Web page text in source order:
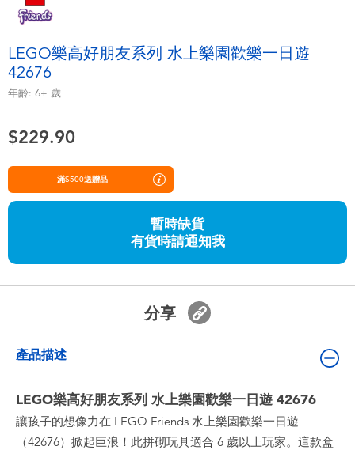
嬰兒及學前玩具
LEGO樂高好朋友系列 水上樂園歡樂一日遊
42676
年齡: 6+ 歲
$229.90
滿$500送贈品
暫時缺貨
有貨時請通知我
分享
產品描述
LEGO樂高好朋友系列 水上樂園歡樂一日遊 42676
讓孩子的想像力在 LEGO Friends 水上樂園歡樂一日遊
（42676）掀起巨浪！此拼砌玩具適合 6 歲以上玩家。這款盒